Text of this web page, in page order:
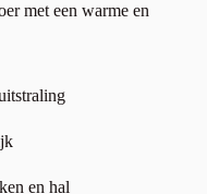
met een warme en
en hal